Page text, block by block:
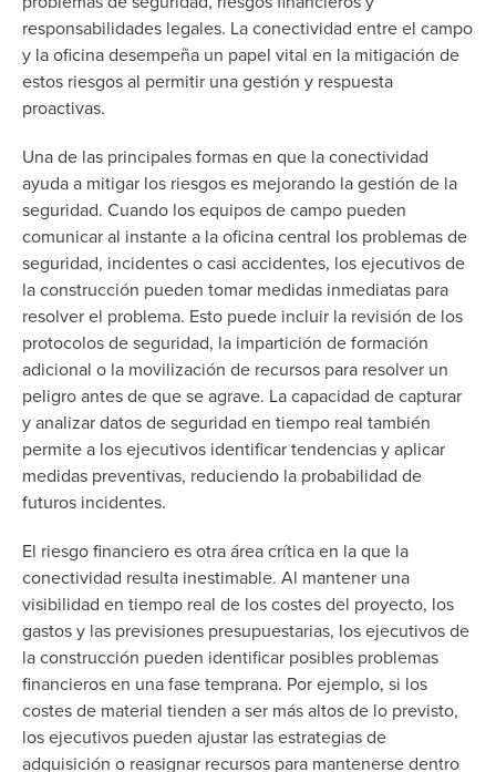
responsabilidades legales. La conectividad entre el campo
y la oficina desempeña un papel vital en la mitigación de
estos riesgos al permitir una gestión y respuesta
proactivas.
Una de las principales formas en que la conectividad
ayuda a mitigar los riesgos es mejorando la gestión de la
seguridad. Cuando los equipos de campo pueden
comunicar al instante a la oficina central los problemas de
seguridad, incidentes o casi accidentes, los ejecutivos de
la construcción pueden tomar medidas inmediatas para
resolver el problema. Esto puede incluir la revisión de los
protocolos de seguridad, la impartición de formación
adicional o la movilización de recursos para resolver un
peligro antes de que se agrave. La capacidad de capturar
y analizar datos de seguridad en tiempo real también
permite a los ejecutivos identificar tendencias y aplicar
medidas preventivas, reduciendo la probabilidad de
futuros incidentes.
El riesgo financiero es otra área crítica en la que la
conectividad resulta inestimable. Al mantener una
visibilidad en tiempo real de los costes del proyecto, los
gastos y las previsiones presupuestarias, los ejecutivos de
la construcción pueden identificar posibles problemas
financieros en una fase temprana. Por ejemplo, si los
costes de material tienden a ser más altos de lo previsto,
los ejecutivos pueden ajustar las estrategias de
adquisición o reasignar recursos para mantenerse dentro